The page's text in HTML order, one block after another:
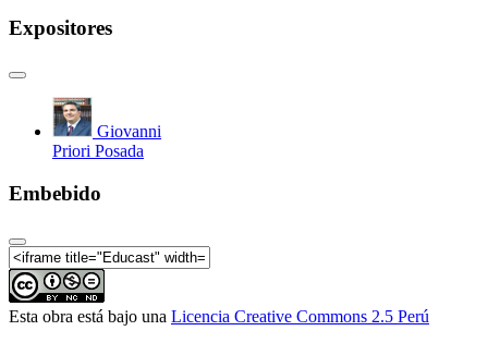
Expositores
Giovanni
Priori Posada
Embebido
Esta obra está bajo una Licencia Creative Commons 2.5 Perú